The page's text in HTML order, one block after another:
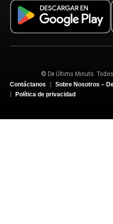
© De Último Minuto.
Contáctanos
Sobre Nosotros –
Política de privacidad